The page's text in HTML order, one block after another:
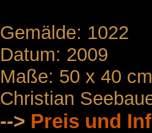
Gemälde: 1022
Datum: 2009
Maße: 50 x 40 cm
Christian
--> Preis und